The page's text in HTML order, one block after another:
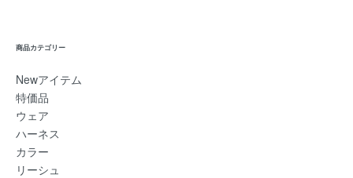
商品カテゴリー
Newアイテム
特価品
ウェア
ハーネス
カラー
リーシュ